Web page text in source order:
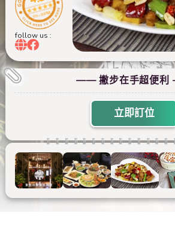
999+ 則評論
follow us :
—— 撇步在手超便
立即訂位